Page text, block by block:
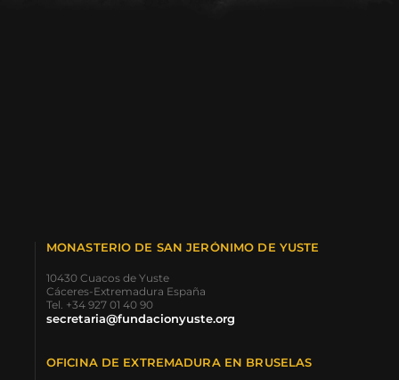
MONASTERIO DE SAN JERÓNIMO DE YUSTE
10430 Cuacos de Yuste
Cáceres-Extremadura España
Tel. +34 927 01 40 90
secretaria@fundacionyuste.org
OFICINA DE EXTREMADURA EN BRUSELAS